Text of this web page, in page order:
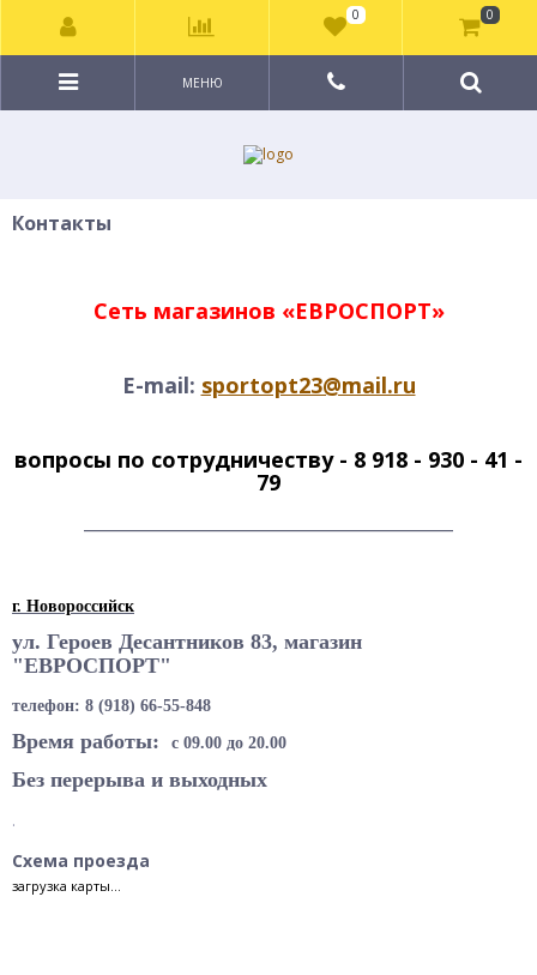
МЕНЮ
Контакты
Сеть магазинов «ЕВРОСПОРТ»
E-mail: sportopt23@mail.ru
вопросы по сотрудничеству - 8 918 - 930 - 41 -
79
г. Новороссийск
ул. Героев Десантников 83, магазин
"ЕВРОСПОРТ"
телефон: 8 (918) 66-55-848
Время работы: с 09.00 до 20.00
Без перерыва и выходных
.
Схема проезда
загрузка карты...
0 0